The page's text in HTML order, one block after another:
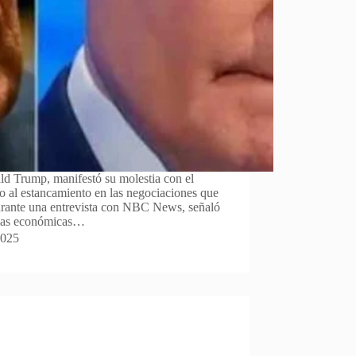
Trump, manifestó su molestia con el
estancamiento en las negociaciones que
una entrevista con NBC News, señaló
económicas…